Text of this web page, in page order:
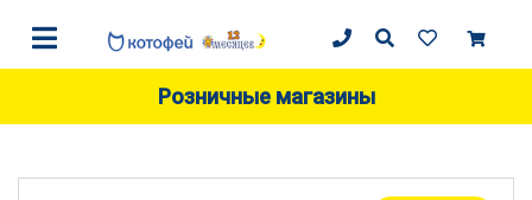
Розничные магазины